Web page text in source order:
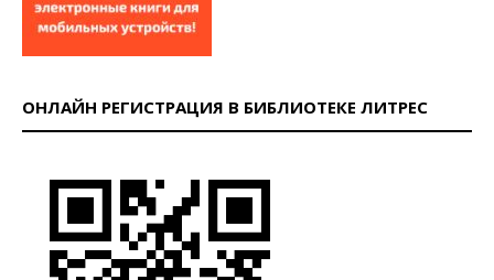
ОНЛАЙН РЕГИСТРАЦИЯ В БИБЛИОТЕКЕ ЛИТРЕС